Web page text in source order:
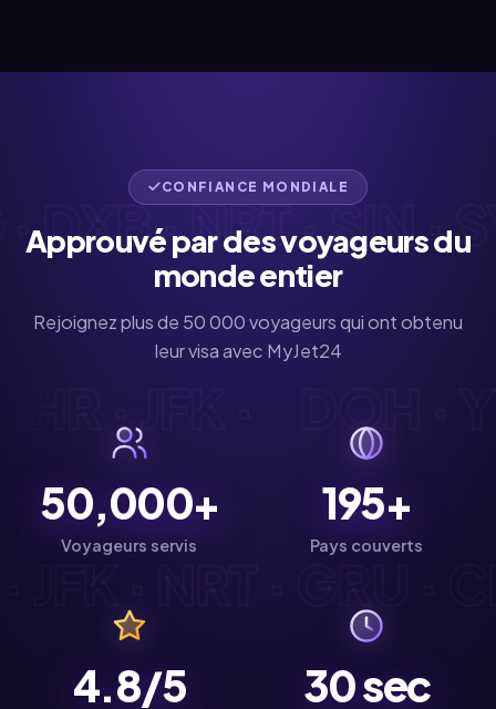
· NRT · SIN ·
· JFK · DOH
CONFIANCE MONDIALE
Approuvé par des voyageurs du
monde entier
Rejoignez plus de 50 000 voyageurs qui ont obtenu
leur visa avec MyJet24
50,000+
Voyageurs servis
195+
Pays couverts
4.8/5 30sec